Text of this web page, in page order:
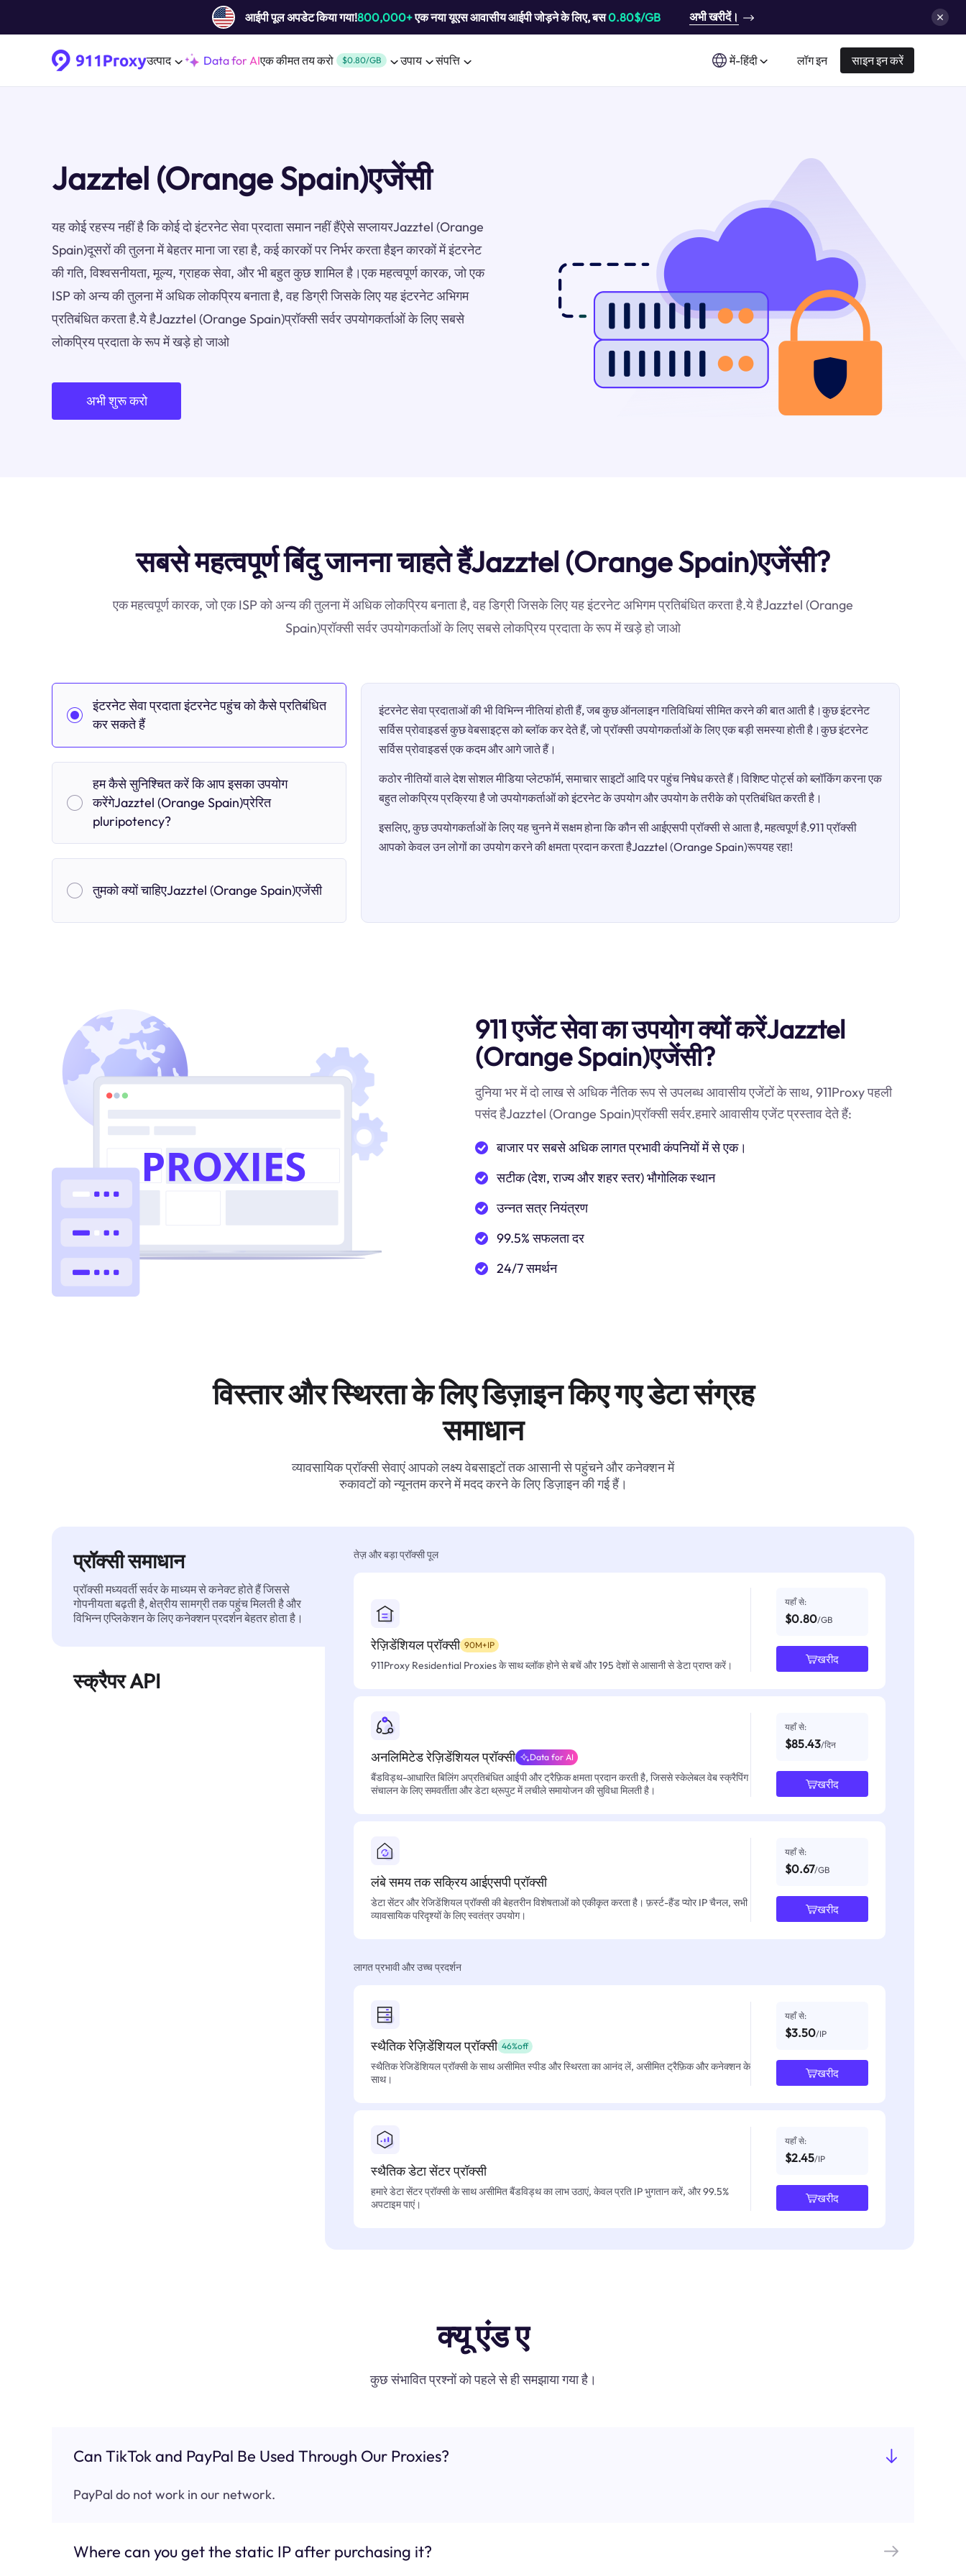
आईपी ​​पूल अपडेट किया गया!800,000+एक नया यूएस आवासीय आईपी जोड़ने के लिए, बस0.80$/GB अभी खरीदें।
उत्पाद Data for AIएक कीमत तय करो $0.80/GB उपाय संपत्ति में-हिंदी लॉग इन साइन इन करें
Jazztel (Orange Spain)एजेंसी
यह कोई रहस्य नहीं है कि कोई दो इंटरनेट सेवा प्रदाता समान नहीं हैंऐसे सप्लायरJazztel (Orange
Spain)दूसरों की तुलना में बेहतर माना जा रहा है, कई कारकों पर निर्भर करता हैइन कारकों में इंटरनेट
की गति, विश्वसनीयता, मूल्य, ग्राहक सेवा, और भी बहुत कुछ शामिल है।एक महत्वपूर्ण कारक, जो एक
ISP को अन्य की तुलना में अधिक लोकप्रिय बनाता है, वह डिग्री जिसके लिए यह इंटरनेट अभिगम
प्रतिबंधित करता है.ये हैJazztel (Orange Spain)प्रॉक्सी सर्वर उपयोगकर्ताओं के लिए सबसे
लोकप्रिय प्रदाता के रूप में खड़े हो जाओ
अभी शुरू करो
सबसे महत्वपूर्ण बिंदु जानना चाहते हैंJazztel (Orange Spain)एजेंसी?
एक महत्वपूर्ण कारक, जो एक ISP को अन्य की तुलना में अधिक लोकप्रिय बनाता है, वह डिग्री जिसके लिए यह इंटरनेट अभिगम प्रतिबंधित करता है.ये हैJazztel (Orange
Spain)प्रॉक्सी सर्वर उपयोगकर्ताओं के लिए सबसे लोकप्रिय प्रदाता के रूप में खड़े हो जाओ
इंटरनेट सेवा प्रदाता इंटरनेट पहुंच को कैसे प्रतिबंधित
कर सकते हैं
हम कैसे सुनिश्चित करें कि आप इसका उपयोग
करेंगेJazztel (Orange Spain)प्रेरित
pluripotency?
तुमको क्यों चाहिएJazztel (Orange Spain)एजेंसी
इंटरनेट सेवा प्रदाताओं की भी विभिन्न नीतियां होती हैं, जब कुछ ऑनलाइन गतिविधियां सीमित करने की बात आती है।कुछ इंटरनेट
सर्विस प्रोवाइडर्स कुछ वेबसाइट्स को ब्लॉक कर देते हैं, जो प्रॉक्सी उपयोगकर्ताओं के लिए एक बड़ी समस्या होती है।कुछ इंटरनेट
सर्विस प्रोवाइडर्स एक कदम और आगे जाते हैं।
कठोर नीतियों वाले देश सोशल मीडिया प्लेटफॉर्म, समाचार साइटों आदि पर पहुंच निषेध करते हैं।विशिष्ट पोर्ट्स को ब्लॉकिंग करना एक
बहुत लोकप्रिय प्रक्रिया है जो उपयोगकर्ताओं को इंटरनेट के उपयोग और उपयोग के तरीके को प्रतिबंधित करती है।
इसलिए, कुछ उपयोगकर्ताओं के लिए यह चुनने में सक्षम होना कि कौन सी आईएसपी प्रॉक्सी से आता है, महत्वपूर्ण है.911 प्रॉक्सी
आपको केवल उन लोगों का उपयोग करने की क्षमता प्रदान करता हैJazztel (Orange Spain)रूपयह रहा!
911 एजेंट सेवा का उपयोग क्यों करेंJazztel
(Orange Spain)एजेंसी?
दुनिया भर में दो लाख से अधिक नैतिक रूप से उपलब्ध आवासीय एजेंटों के साथ, 911Proxy पहली
पसंद हैJazztel (Orange Spain)प्रॉक्सी सर्वर.हमारे आवासीय एजेंट प्रस्ताव देते हैं:
बाजार पर सबसे अधिक लागत प्रभावी कंपनियों में से एक।
सटीक (देश, राज्य और शहर स्तर) भौगोलिक स्थान
उन्नत सत्र नियंत्रण
99.5% सफलता दर
24/7 समर्थन
विस्तार और स्थिरता के लिए डिज़ाइन किए गए डेटा संग्रह
समाधान
व्यावसायिक प्रॉक्सी सेवाएं आपको लक्ष्य वेबसाइटों तक आसानी से पहुंचने और कनेक्शन में
रुकावटों को न्यूनतम करने में मदद करने के लिए डिज़ाइन की गई हैं।
प्रॉक्सी समाधान
प्रॉक्सी मध्यवर्ती सर्वर के माध्यम से कनेक्ट होते हैं जिससे
गोपनीयता बढ़ती है, क्षेत्रीय सामग्री तक पहुंच मिलती है और
विभिन्न एप्लिकेशन के लिए कनेक्शन प्रदर्शन बेहतर होता है।
स्क्रैपर API
तेज़ और बड़ा प्रॉक्सी पूल
रेज़िडेंशियल प्रॉक्सी 90M+IP
911Proxy Residential Proxies के साथ ब्लॉक होने से बचें और 195 देशों से आसानी से डेटा प्राप्त करें।
यहाँ से:
$0.80/GB
खरीद
अनलिमिटेड रेज़िडेंशियल प्रॉक्सी Data for AI
बैंडविड्थ-आधारित बिलिंग अप्रतिबंधित आईपी और ट्रैफ़िक क्षमता प्रदान करती है, जिससे स्केलेबल वेब स्क्रैपिंग
संचालन के लिए समवर्तीता और डेटा थ्रूपुट में लचीले समायोजन की सुविधा मिलती है।
यहाँ से:
$85.43/दिन
खरीद
लंबे समय तक सक्रिय आईएसपी प्रॉक्सी
डेटा सेंटर और रेजिडेंशियल प्रॉक्सी की बेहतरीन विशेषताओं को एकीकृत करता है। फ़र्स्ट-हैंड प्योर IP चैनल, सभी
व्यावसायिक परिदृश्यों के लिए स्वतंत्र उपयोग।
यहाँ से:
$0.67/GB
खरीद
लागत प्रभावी और उच्च प्रदर्शन
स्थैतिक रेज़िडेंशियल प्रॉक्सी 46%off
स्थैतिक रेजिडेंशियल प्रॉक्सी के साथ असीमित स्पीड और स्थिरता का आनंद लें, असीमित ट्रैफ़िक और कनेक्शन के
साथ।
यहाँ से:
$3.50/IP
खरीद
स्थैतिक डेटा सेंटर प्रॉक्सी
हमारे डेटा सेंटर प्रॉक्सी के साथ असीमित बैंडविड्थ का लाभ उठाएं, केवल प्रति IP भुगतान करें, और 99.5%
अपटाइम पाएं।
यहाँ से:
$2.45/IP
खरीद
क्यू एंड ए
कुछ संभावित प्रश्नों को पहले से ही समझाया गया है।
Can TikTok and PayPal Be Used Through Our Proxies?
PayPal do not work in our network.
Where can you get the static IP after purchasing it?